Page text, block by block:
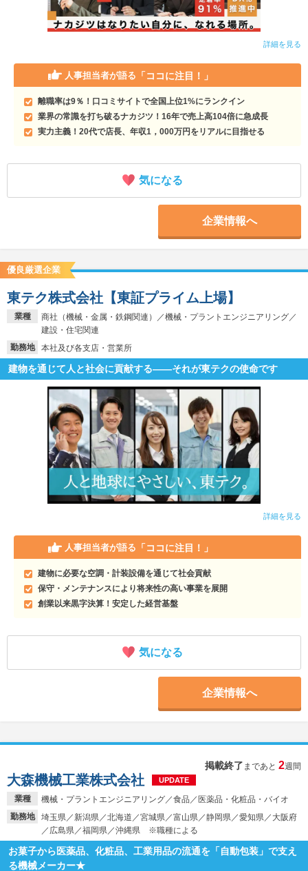
詳細を見る
人事担当者が語る 「ココに注目！」
離職率は9％！口コミサイトで全国上位1%にランクイン
業界の常識を打ち破るナカジツ！16年で売上高104倍に急成長
実力主義！20代で店長、年収1，000万円をリアルに目指せる
気になる
企業情報へ
優良厳選企業
業種
商社（機械・金属・鉄鋼関連）／機械・プラントエンジニアリング／
建設・住宅関連
勤務地
本社及び各支店・営業所
東テク株式会社【東証プライム上場】
建物を通じて人と社会に貢献する――それが東テクの使命です
詳細を見る
人事担当者が語る 「ココに注目！」
建物に必要な空調・計装設備を通じて社会貢献
保守・メンテナンスにより将来性の高い事業を展開
創業以来黒字決算！安定した経営基盤
気になる
企業情報へ
掲載終了 まであと 2週間
業種
機械・プラントエンジニアリング／食品／医薬品・化粧品・バイオ
勤務地
埼玉県／新潟県／北海道／宮城県／富山県／静岡県／愛知県／大阪府
／広島県／福岡県／沖縄県 ※職種による
大森機械工業株式会社 UPDATE
お菓子から医薬品、化粧品、工業用品の流通を「自動包装」で支え
る機械メーカー★